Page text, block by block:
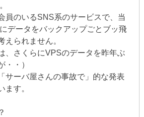
員のいるSNS系のサービスで、当
データをバックアップごとブッ飛
えられません。
、さくらにVPSのデータを昨年ぶ
・・）
サーバ屋さんの事故で」的な発表
ます。